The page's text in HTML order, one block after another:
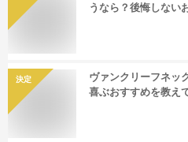
うなら？後悔しない
決定
ヴァンクリーフネッ
喜ぶおすすめを教え